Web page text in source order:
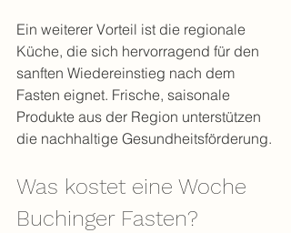
Ein weiterer Vorteil ist die regionale
Küche, die sich hervorragend für den
sanften Wiedereinstieg nach dem
Fasten eignet. Frische, saisonale
Produkte aus der Region unterstützen
die nachhaltige Gesundheitsförderung.
Was kostet eine Woche
Buchinger Fasten?